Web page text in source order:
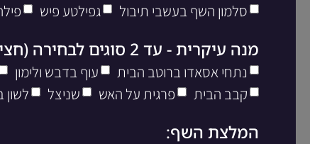
סלמון השף בעשבי תיבול גפילטע פיש
מנה עיקרית - עד 2 סוגים לבחירה (חצי-חצי)
נתחי אסאדו ברוטב הבית עוף בדבש ולימון
קבב הבית
פרגית על האש שניצל
המלצת השף: